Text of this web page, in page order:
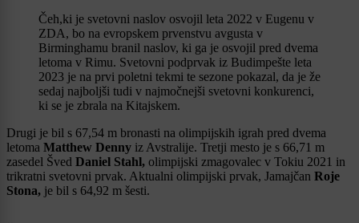
Čeh,ki je svetovni naslov osvojil leta 2022 v Eugenu v
ZDA, bo na evropskem prvenstvu avgusta v
Birminghamu branil naslov, ki ga je osvojil pred dvema
letoma v Rimu. Svetovni podprvak iz Budimpešte leta
2023 je na prvi poletni tekmi te sezone pokazal, da je že
sedaj najboljši tudi v najmočnejši svetovni konkurenci,
ki se je zbrala na Kitajskem.
Drugi je bil s 67,54 m bronasti na olimpijskih igrah pred dvema
letoma Matthew Denny iz Avstralije. Tretji mesto je s 66,71 m
zasedel Šved Daniel Stahl, olimpijski zmagovalec v Tokiu 2021 in
trikratni svetovni prvak. Aktualni olimpijski prvak, Jamajčan Roje
Stona, je bil s 64,92 m šesti.